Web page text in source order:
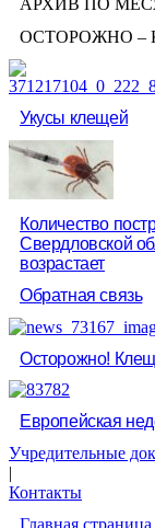
АРХИВ ПО
ОСТОРОЖНО –
Укусы клещей
Количество
Свердловской
возрастает
Обратная связь
Осторожно!
Европейская
Учредительные
|
Контакты
Главная страница